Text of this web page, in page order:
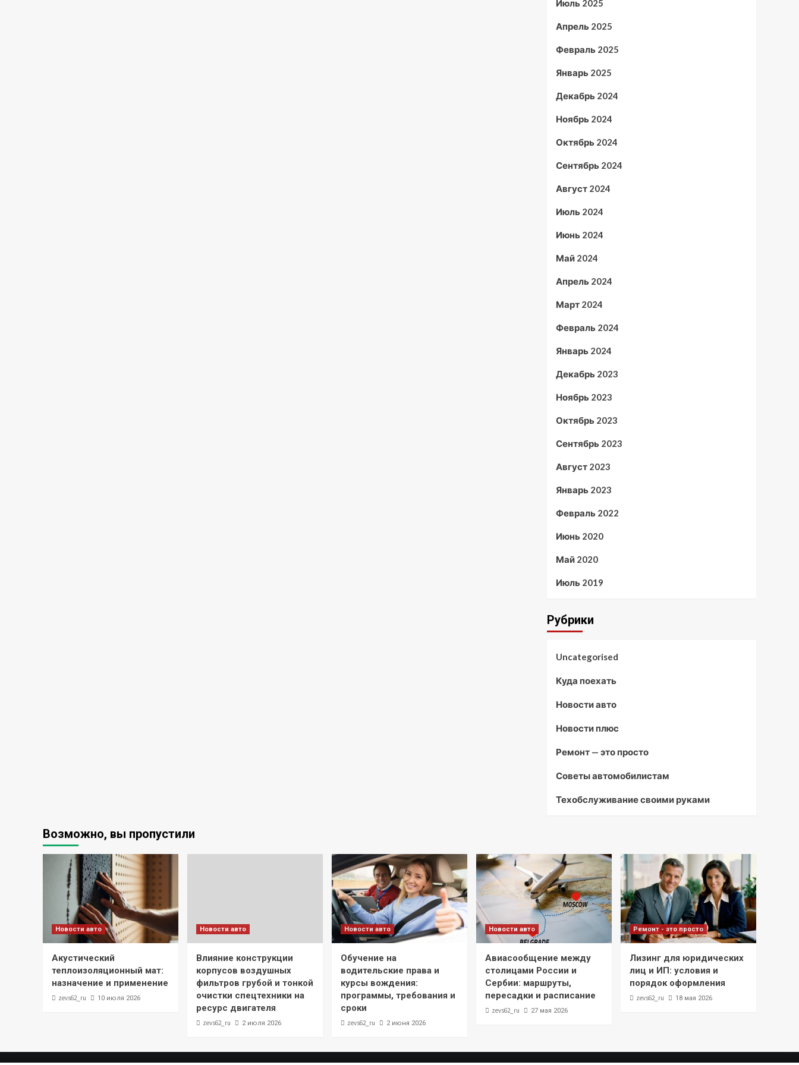
Июль 2025
Апрель 2025
Февраль 2025
Январь 2025
Декабрь 2024
Ноябрь 2024
Октябрь 2024
Сентябрь 2024
Август 2024
Июль 2024
Июнь 2024
Май 2024
Апрель 2024
Март 2024
Февраль 2024
Январь 2024
Декабрь 2023
Ноябрь 2023
Октябрь 2023
Сентябрь 2023
Август 2023
Январь 2023
Февраль 2022
Июнь 2020
Май 2020
Июль 2019
Рубрики
Uncategorised
Куда поехать
Новости авто
Новости плюс
Ремонт — это просто
Советы автомобилистам
Техобслуживание своими руками
Возможно, вы пропустили
Новости авто
Акустический
теплоизоляционный мат:
назначение и применение
zevs62_ru 10 июля 2026
Новости авто
Влияние конструкции
корпусов воздушных
фильтров грубой и тонкой
очистки спецтехники на
ресурс двигателя
zevs62_ru 2 июля 2026
Новости авто
Обучение на
водительские права и
курсы вождения:
программы, требования и
сроки
zevs62_ru 2 июня 2026
Новости авто
Авиасообщение между
столицами России и
Сербии: маршруты,
пересадки и расписание
zevs62_ru 27 мая 2026
Ремонт - это просто
Лизинг для юридических
лиц и ИП: условия и
порядок оформления
zevs62_ru 18 мая 2026